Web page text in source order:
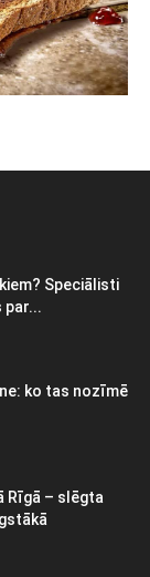
Speciālisti
ko tas nozīmē
Rīgā – slēgta